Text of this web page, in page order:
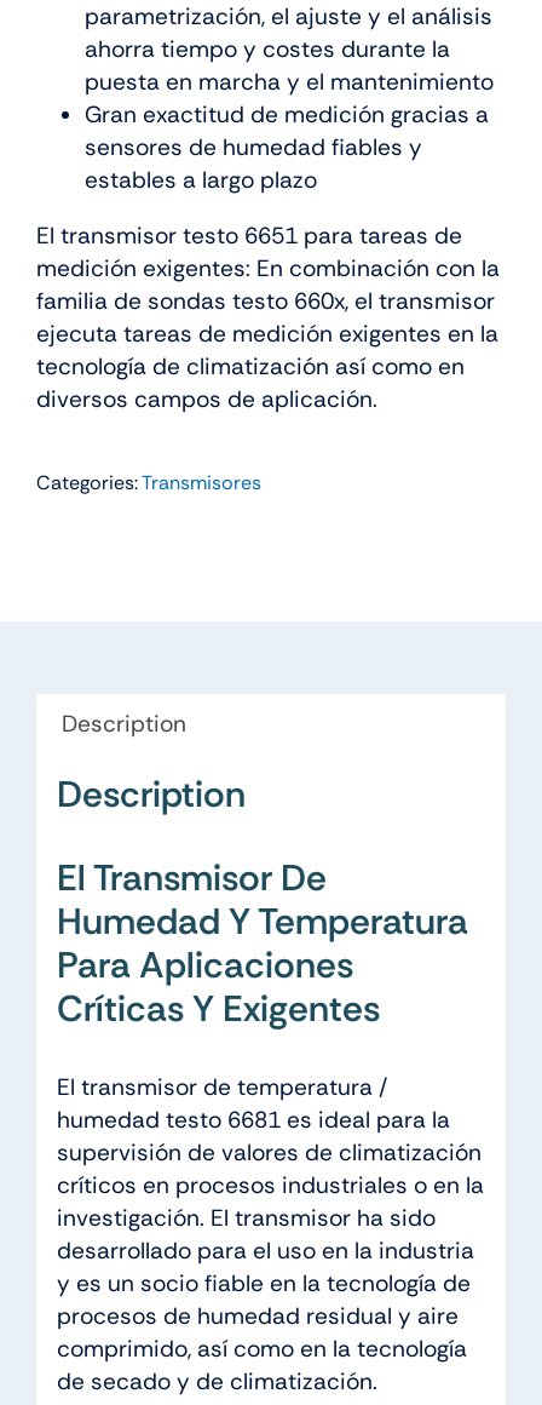
parametrización, el ajuste y el análisis
ahorra tiempo y costes durante la
puesta en marcha y el mantenimiento
Gran exactitud de medición gracias a
sensores de humedad fiables y
estables a largo plazo
El transmisor testo 6651 para tareas de
medición exigentes: En combinación con la
familia de sondas testo 660x, el transmisor
ejecuta tareas de medición exigentes en la
tecnología de climatización así como en
diversos campos de aplicación.
Categories:Transmisores
Description
Description
El Transmisor De
Humedad Y Temperatura
Para Aplicaciones
Críticas Y Exigentes
El transmisor de temperatura /
humedad testo 6681 es ideal para la
supervisión de valores de climatización
críticos en procesos industriales o en la
investigación. El transmisor ha sido
desarrollado para el uso en la industria
y es un socio fiable en la tecnología de
procesos de humedad residual y aire
comprimido, así como en la tecnología
de secado y de climatización.